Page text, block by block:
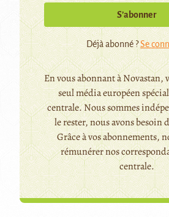
S’abonner
Déjà abonné ?Se
En vous abonnant à Novastan,
seul média européen
centrale. Nous sommes
le rester, nous avons besoin
Grâce à vos abonnements,
rémunérer nos
centrale.